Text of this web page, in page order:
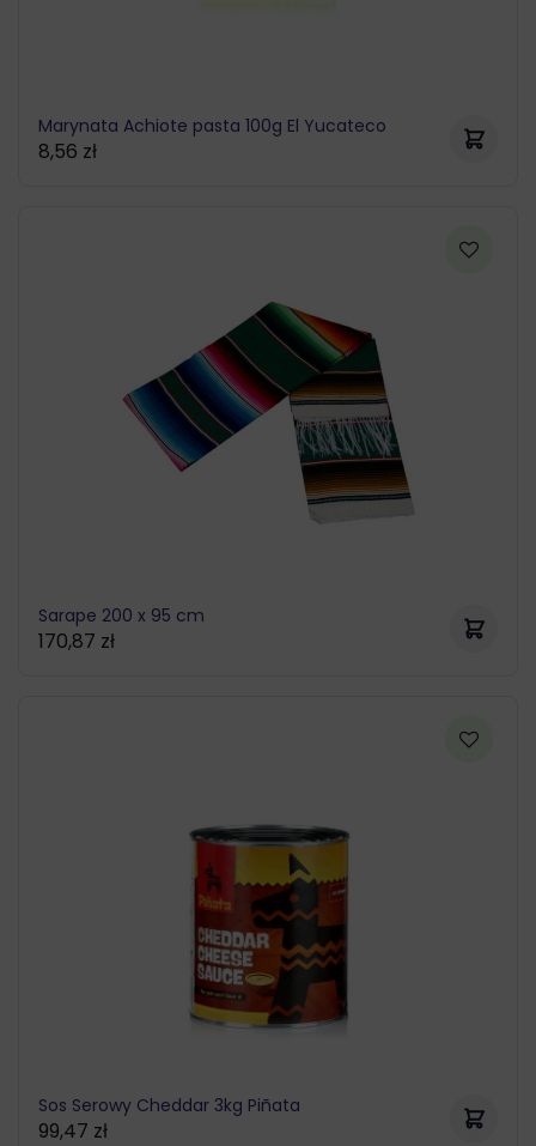
Marynata Achiote pasta 100g El Yucateco
8,56 zł
Sarape 200 x 95 cm
170,87 zł
Sos Serowy Cheddar 3kg Piñata
99,47 zł